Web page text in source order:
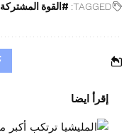
TAGGED: #القوة المشتركة
إقرأ ايضا